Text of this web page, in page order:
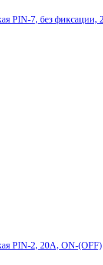
PIN-7, без
PIN-2, 20А, ON-(OFF)